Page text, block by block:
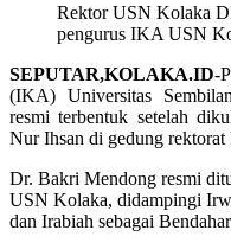
Rektor USN Kolaka
pengurus IKA USN
SEPUTAR,KOLAKA.ID-
(IKA) Universitas
resmi terbentuk setelah
Nur Ihsan di gedung rektorat
Dr. Bakri Mendong resmi
USN Kolaka, didampingi
dan Irabiah sebagai